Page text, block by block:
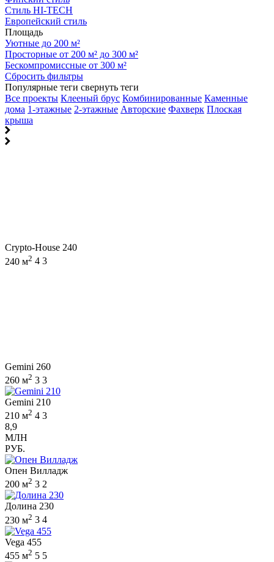
Стиль HI-TECH
Европейский стиль
Площадь
Уютные до 200 м²
Просторные от 200 м² до 300 м²
Бескомпромиссные от 300 м²
Сбросить фильтры
Популярные теги свернуть теги
Все проекты Клееный брус Комбинированные Каменные
дома 1-этажные 2-этажные Авторские Фахверк Плоская
крыша
Crypto-House 240
240 м2 4 3
Gemini 260
260 м2 3 3
Gemini 210
210 м2 4 3
8,9
МЛН
РУБ.
Опен Вилладж
200 м2 3 2
Долина 230
230 м2 3 4
Vega 455
455 м2 5 5